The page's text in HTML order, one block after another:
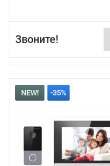
Звоните!
NEW! -35%